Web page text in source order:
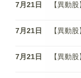
7月21日 【異動
7月21日 【異動
7月21日 【異動